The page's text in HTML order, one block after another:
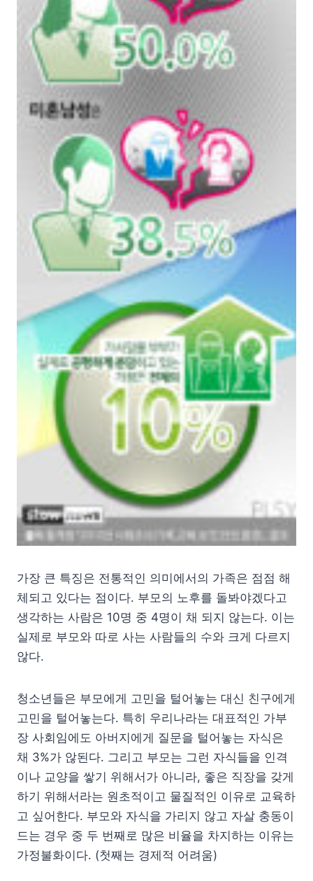
가장 큰 특징은 전통적인 의미에서의 가족은 점점 해
체되고 있다는 점이다. 부모의 노후를 돌봐야겠다고
생각하는 사람은 10명 중 4명이 채 되지 않는다. 이는
실제로 부모와 따로 사는 사람들의 수와 크게 다르지
않다.
청소년들은 부모에게 고민을 털어놓는 대신 친구에게
고민을 털어놓는다. 특히 우리나라는 대표적인 가부
장 사회임에도 아버지에게 질문을 털어놓는 자식은
채 3%가 않된다. 그리고 부모는 그런 자식들을 인격
이나 교양을 쌓기 위해서가 아니라, 좋은 직장을 갖게
하기 위해서라는 원초적이고 물질적인 이유로 교육하
고 싶어한다. 부모와 자식을 가리지 않고 자살 충동이
드는 경우 중 두 번째로 많은 비율을 차지하는 이유는
가정불화이다. (첫째는 경제적 어려움)